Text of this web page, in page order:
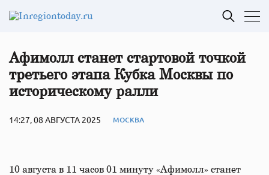
Афимолл станет стартовой точкой
третьего этапа Кубка Москвы по
историческому ралли
14:27, 08 АВГУСТА 2025 МОСКВА
10 августа в 11 часов 01 минуту «Афимолл» станет